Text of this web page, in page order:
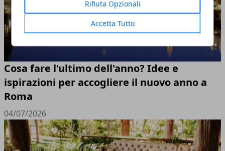
Rifiuta Opzionali
Accetta Tutto
Cosa fare l'ultimo dell'anno? Idee e
ispirazioni per accogliere il nuovo anno a
Roma
04/07/2026